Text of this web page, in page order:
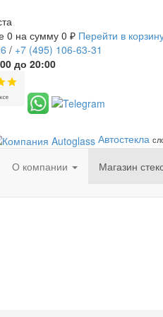
0 на сумму 0 ₽ Перейти в
/ +7 (495) 106-63-31
до 20:00
Автостекла
О компании Магазин